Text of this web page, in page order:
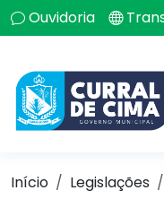
Ouvidoria
Início Legislações